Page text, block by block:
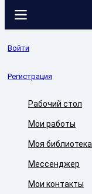
Войти
Регистрация
Рабочий стол
Мои работы
Моя библиотека
Мессенджер
Мои контакты